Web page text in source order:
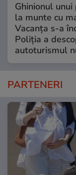
Ghinionul
la munte cu
Vacanța s-a
Poliția a
autoturismul
PARTENERI